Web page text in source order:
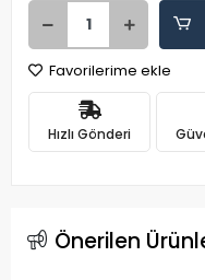
Favorilerime ekle
Hızlı Gönderi
Önerilen